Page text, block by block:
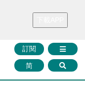
財華證券 媒體矩陣
訂閱
简